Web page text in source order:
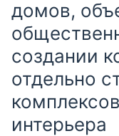
домов,
создании
отдельно
интерьера